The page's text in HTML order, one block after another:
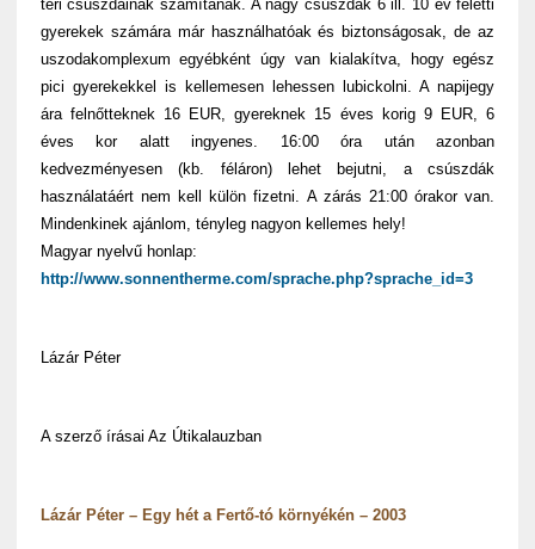
téri csúszdáinak számítanak. A nagy csúszdák 6 ill. 10 év feletti
gyerekek számára már használhatóak és biztonságosak, de az
uszodakomplexum egyébként úgy van kialakítva, hogy egész
pici gyerekekkel is kellemesen lehessen lubickolni. A napijegy
ára felnőtteknek 16 EUR, gyereknek 15 éves korig 9 EUR, 6
éves kor alatt ingyenes. 16:00 óra után azonban
kedvezményesen (kb. féláron) lehet bejutni, a csúszdák
használatáért nem kell külön fizetni. A zárás 21:00 órakor van.
Mindenkinek ajánlom, tényleg nagyon kellemes hely!
Magyar nyelvű honlap:
http://www.sonnentherme.com/sprache.php?sprache_id=3
Lázár Péter
A szerző írásai Az Útikalauzban
Lázár Péter – Egy hét a Fertő-tó környékén – 2003